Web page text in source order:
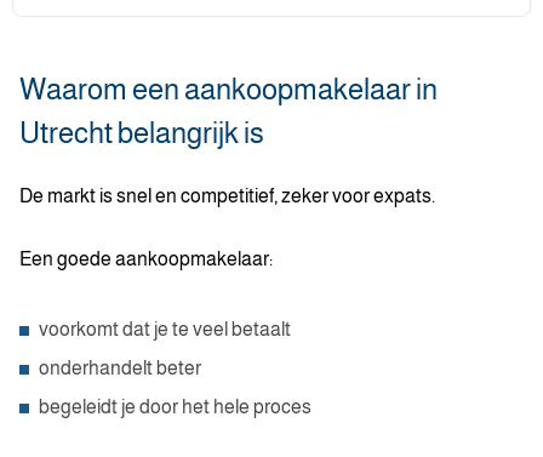
Waarom een aankoopmakelaar in
Utrecht belangrijk is
De markt is snel en competitief, zeker voor expats.
Een goede aankoopmakelaar:
voorkomt dat je te veel betaalt
onderhandelt beter
begeleidt je door het hele proces